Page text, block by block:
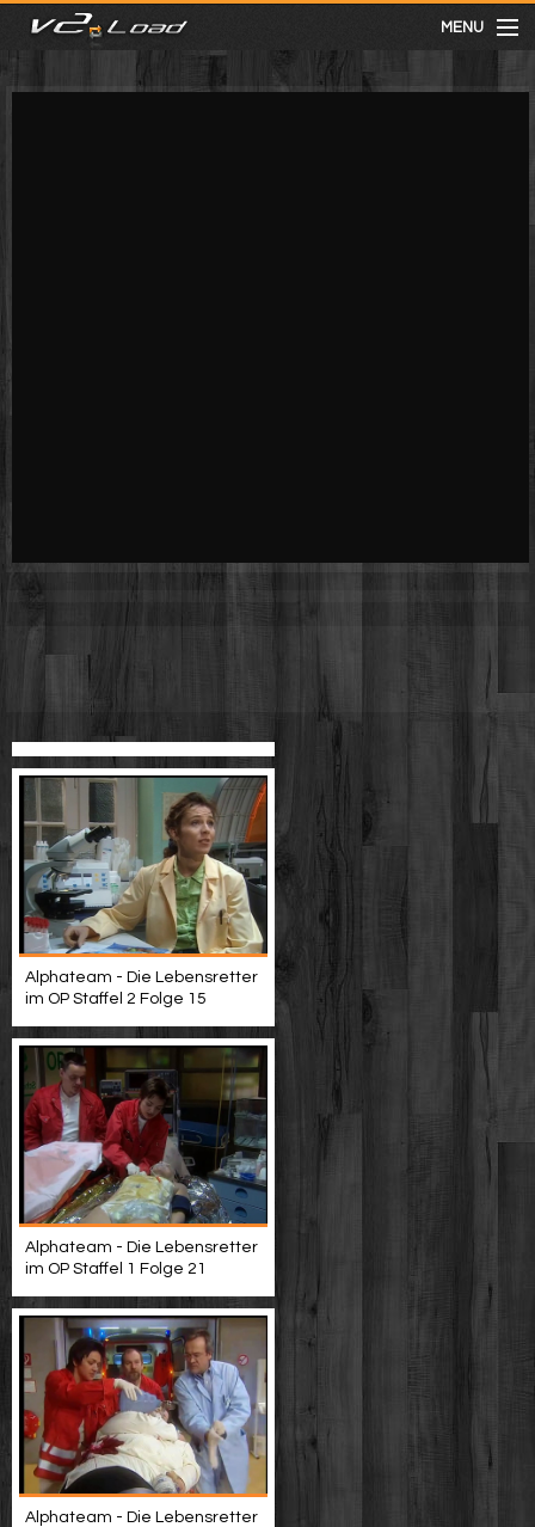
MENU
meist gesehen
Alphateam - Die Lebensretter
im OP Staffel 2 Folge 15
Alphateam - Die Lebensretter
im OP Staffel 1 Folge 21
Alphateam - Die Lebensretter